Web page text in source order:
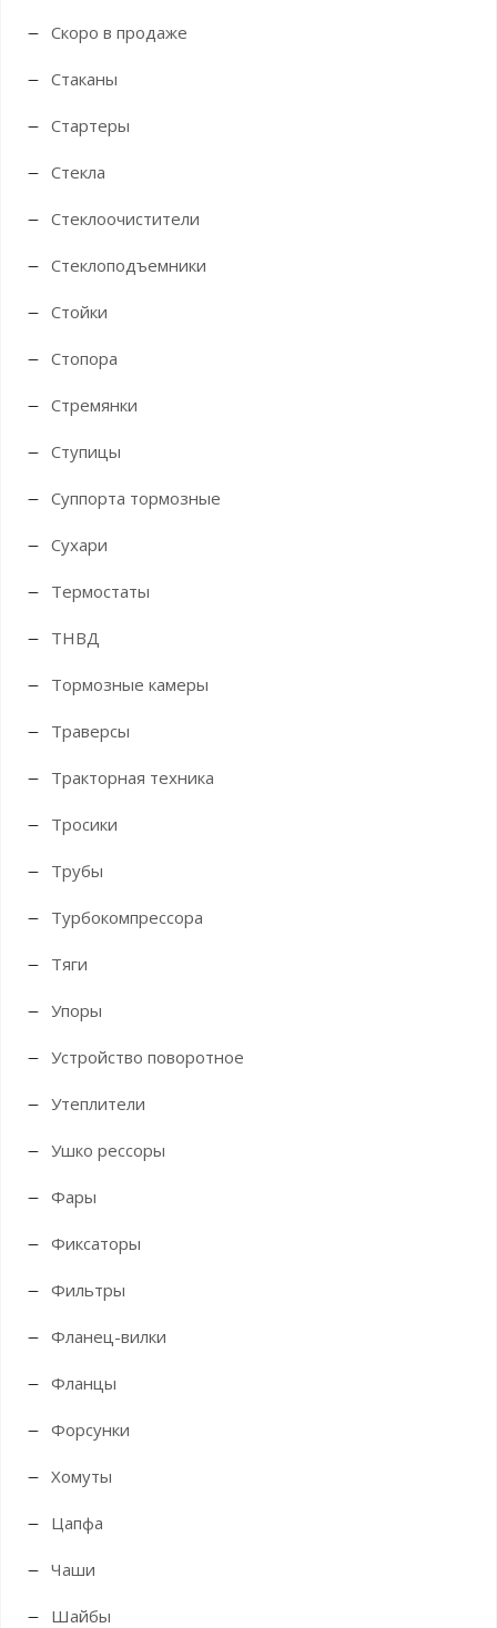
Скоро в продаже
Стаканы
Стартеры
Стекла
Стеклоочистители
Стеклоподъемники
Стойки
Стопора
Стремянки
Ступицы
Суппорта тормозные
Сухари
Термостаты
ТНВД
Тормозные камеры
Траверсы
Тракторная техника
Тросики
Трубы
Турбокомпрессора
Тяги
Упоры
Устройство поворотное
Утеплители
Ушко рессоры
Фары
Фиксаторы
Фильтры
Фланец-вилки
Фланцы
Форсунки
Хомуты
Цапфа
Чаши
Шайбы